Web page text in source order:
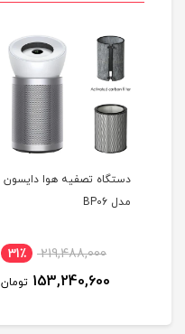
دستگاه تصفیه هوا دایسون
مدل BP06
219,488,000 31٪
153,240,600 تومان